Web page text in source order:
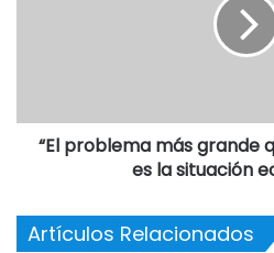
“El problema más grande
es la situación
Artículos Relacionados